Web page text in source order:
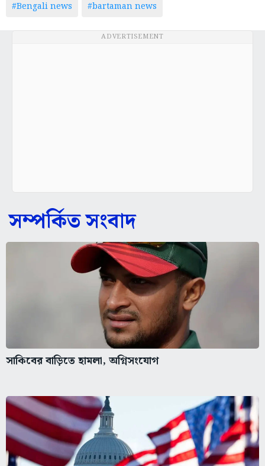
#Bengali news #bartaman news
ADVERTISEMENT
সম্পর্কিত সংবাদ
সাকিবের বাড়িতে হামলা, অগ্নিসংযোগ